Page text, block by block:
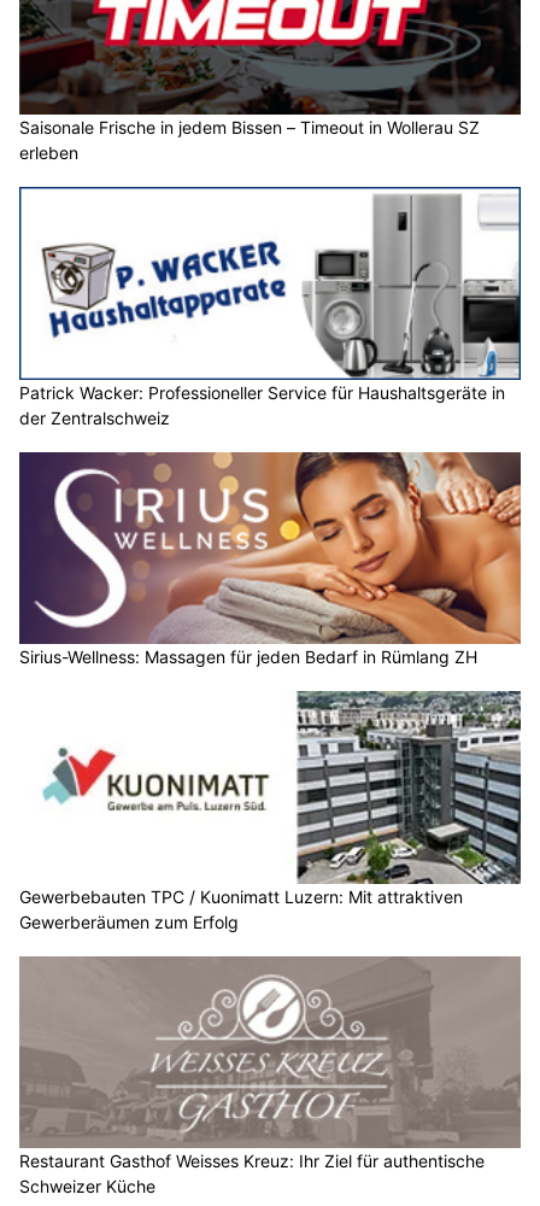
Saisonale Frische in jedem Bissen – Timeout in Wollerau SZ
erleben
Patrick Wacker: Professioneller Service für Haushaltsgeräte in
der Zentralschweiz
Sirius-Wellness: Massagen für jeden Bedarf in Rümlang ZH
Gewerbebauten TPC / Kuonimatt Luzern: Mit attraktiven
Gewerberäumen zum Erfolg
Restaurant Gasthof Weisses Kreuz: Ihr Ziel für authentische
Schweizer Küche